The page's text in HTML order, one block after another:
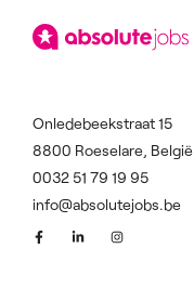
Onledebeekstraat 15
8800 Roeselare, België
0032 51 79 19 95
info@absolutejobs.be